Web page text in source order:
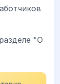
"О